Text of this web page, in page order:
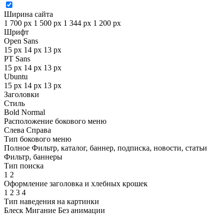
Ширина сайта
1 700 px 1 500 px 1 344 px 1 200 px
Шрифт
Open Sans
15 px 14 px 13 px
PT Sans
15 px 14 px 13 px
Ubuntu
15 px 14 px 13 px
Заголовки
Стиль
Bold Normal
Расположение бокового меню
Слева Справа
Тип бокового меню
Полное Фильтр, каталог, баннер, подписка, новости, статьи
Фильтр, баннеры
Тип поиска
1 2
Оформление заголовка и хлебных крошек
1 2 3 4
Тип наведения на картинки
Блеск Мигание Без анимации